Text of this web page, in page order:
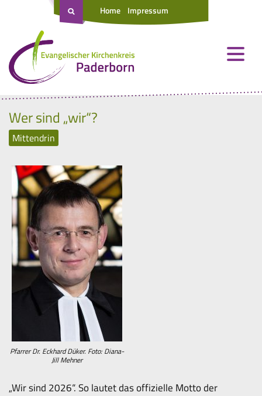
Home Impressum
Wer sind „wir“?
Mittendrin
Pfarrer Dr. Eckhard Düker. Foto: Diana-
Jill Mehner
„Wir sind 2026“. So lautet das offizielle Motto der